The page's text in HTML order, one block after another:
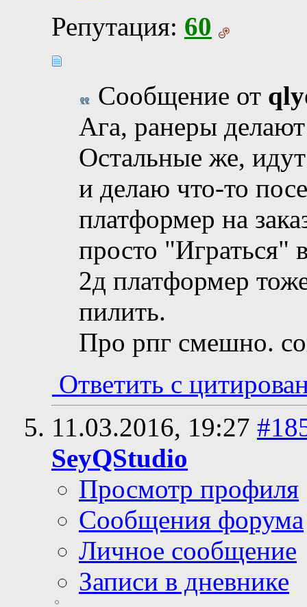
Репутация: 60
Сообщение от
Ага, ранеры
Остальные же,
и делаю что-то
платформер на
просто "Играться"
2д платформер
пилить.
Про рпг смешно.
Ответить с
11.03.2016, 19:27
SeyQStudio
Просмотр профиля
Сообщения форума
Личное сообщение
Записи в дневнике